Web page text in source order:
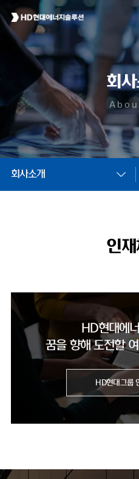
회사
회사소개
인
HD현대에
꿈을 향해 도전할
HD현대그룹